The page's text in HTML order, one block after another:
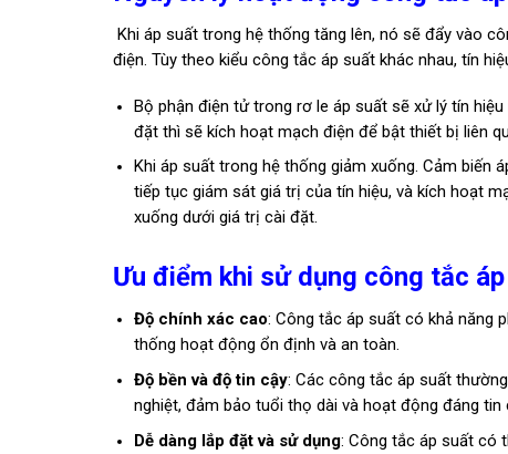
Khi áp suất trong hệ thống tăng lên, nó sẽ đẩy vào
điện. Tùy theo kiểu công tắc áp suất khác nhau, tín
Bộ phận điện tử trong rơ le áp suất sẽ xử lý tín
đặt thì sẽ kích hoạt mạch điện để bật thiết bị liên
Khi áp suất trong hệ thống giảm xuống. Cảm biến
tiếp tục giám sát giá trị của tín hiệu, và kích hoạt
xuống dưới giá trị cài đặt.
Ưu điểm khi sử dụng công tắc
Độ chính xác cao: Công tắc áp suất có khả năng
thống hoạt động ổn định và an toàn.
Độ bền và độ tin cậy: Các công tắc áp suất
nghiệt, đảm bảo tuổi thọ dài và hoạt động đáng tin
Dễ dàng lắp đặt và sử dụng: Công tắc áp suất có